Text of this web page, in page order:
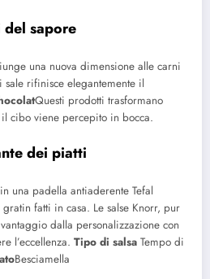
sapore
una nuova dimensione alle carni
rifinisce elegantemente il
Questi prodotti trasformano
cibo viene percepito in bocca.
dei piatti
una padella antiaderente Tefal
fatti in casa. Le salse Knorr, pur
dalla personalizzazione con
l’eccellenza. Tipo di salsa Tempo di
Besciamella